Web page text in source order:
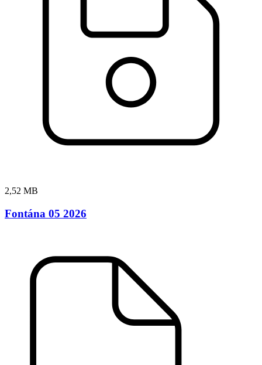
2,52 MB
Fontána 05 2026